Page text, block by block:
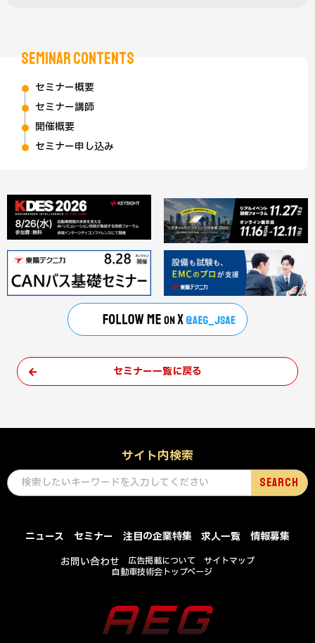
SEMINAR CONTENTS
セミナー概要
セミナー講師
開催概要
セミナー申し込み
セミナー一覧に戻る
サイト内検索
ニュース セミナー 注目の企業特集 求人一覧
情報募集
お問い合わせ
広告掲載について
サイトマップ
自動車技術会トップページ